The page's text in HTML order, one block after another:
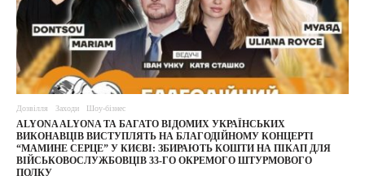
Дозвілля Заходи Шоу-бізнес
ALYONA ALYONA ТА БАГАТО ВІДОМИХ УКРАЇНСЬКИХ
ВИКОНАВЦІВ ВИСТУПЛЯТЬ НА БЛАГОДІЙНОМУ КОНЦЕРТІ
“МАМИНЕ СЕРЦЕ” У КИЄВІ: ЗБИРАЮТЬ КОШТИ НА ПІКАП ДЛЯ
ВІЙСЬКОВОСЛУЖБОВЦІВ 33-ГО ОКРЕМОГО ШТУРМОВОГО
ПОЛКУ